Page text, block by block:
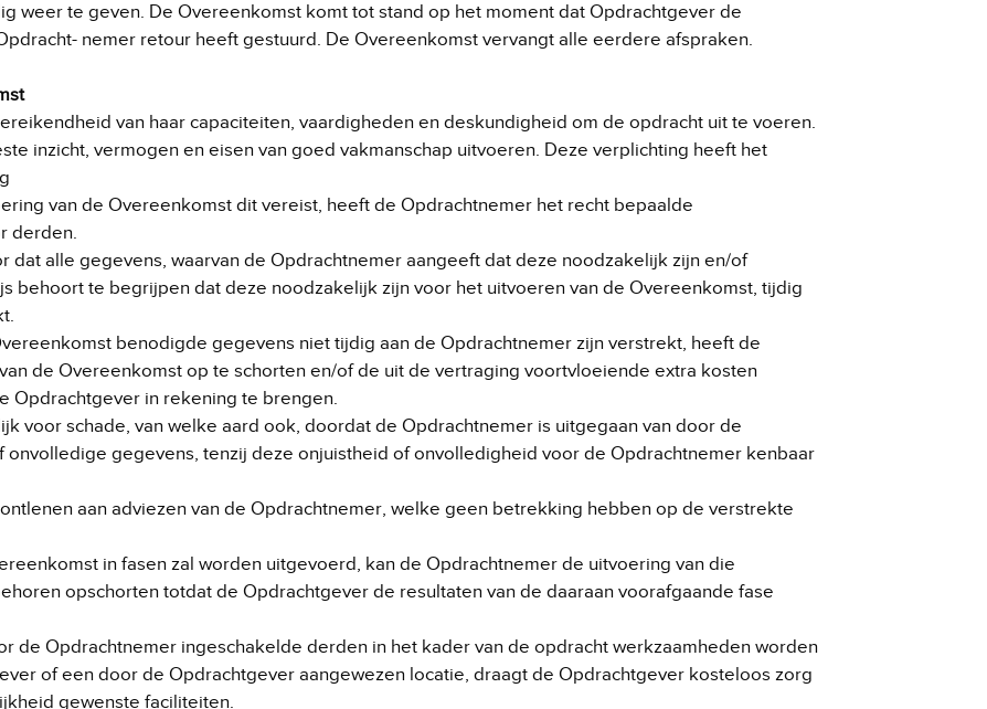
weer te geven. De Overeenkomst komt tot stand op het moment dat Opdrachtgever de
nemer retour heeft gestuurd. De Overeenkomst vervangt alle eerdere afspraken.
van haar capaciteiten, vaardigheden en deskundigheid om de opdracht uit te voeren.
inzicht, vermogen en eisen van goed vakmanschap uitvoeren. Deze verplichting heeft het
van de Overeenkomst dit vereist, heeft de Opdrachtnemer het recht bepaalde
derden.
dat alle gegevens, waarvan de Opdrachtnemer aangeeft dat deze noodzakelijk zijn en/of
behoort te begrijpen dat deze noodzakelijk zijn voor het uitvoeren van de Overeenkomst, tijdig
benodigde gegevens niet tijdig aan de Opdrachtnemer zijn verstrekt, heeft de
de Overeenkomst op te schorten en/of de uit de vertraging voortvloeiende extra kosten
Opdrachtgever in rekening te brengen.
voor schade, van welke aard ook, doordat de Opdrachtnemer is uitgegaan van door de
gegevens, tenzij deze onjuistheid of onvolledigheid voor de Opdrachtnemer kenbaar
aan adviezen van de Opdrachtnemer, welke geen betrekking hebben op de verstrekte
in fasen zal worden uitgevoerd, kan de Opdrachtnemer de uitvoering van die
opschorten totdat de Opdrachtgever de resultaten van de daaraan voorafgaande fase
de Opdrachtnemer ingeschakelde derden in het kader van de opdracht werkzaamheden worden
of een door de Opdrachtgever aangewezen locatie, draagt de Opdrachtgever kosteloos zorg
gewenste faciliteiten.